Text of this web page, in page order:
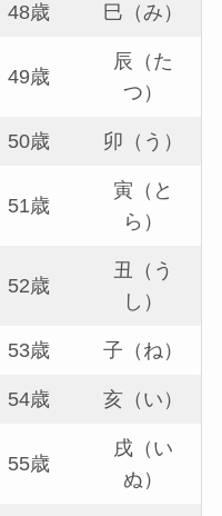
48歳 巳（み）
49歳
辰（た
つ）
50歳 卯（う）
51歳
寅（と
ら）
52歳
丑（う
し）
53歳 子（ね）
54歳 亥（い）
55歳
戌（い
ぬ）